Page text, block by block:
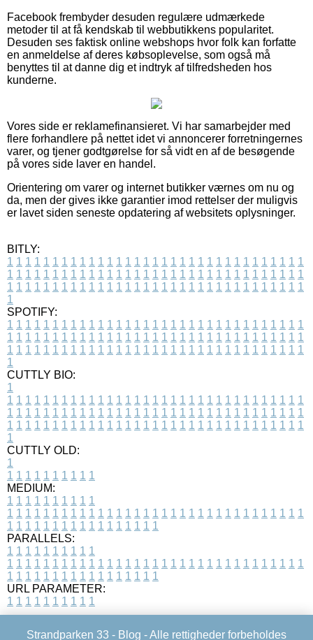
Facebook frembyder desuden regulære udmærkede
metoder til at få kendskab til webbutikkens popularitet.
Desuden ses faktisk online webshops hvor folk kan forfatte
en anmeldelse af deres købsoplevelse, som også må
benyttes til at danne dig et indtryk af tilfredsheden hos
kunderne.
Vores side er reklamefinansieret. Vi har samarbejder med
flere forhandlere på nettet idet vi annoncerer forretningernes
varer, og tjener godtgørelse for så vidt en af de besøgende
på vores side laver en handel.
Orientering om varer og internet butikker værnes om nu og
da, men der gives ikke garantier imod rettelser der muligvis
er lavet siden seneste opdatering af websitets oplysninger.
BITLY:
1 1 1 1 1 1 1 1 1 1 1 1 1 1 1 1 1 1 1 1 1 1 1 1 1 1 1 1 1 1 1 1 1
1 1 1 1 1 1 1 1 1 1 1 1 1 1 1 1 1 1 1 1 1 1 1 1 1 1 1 1 1 1 1 1 1
1 1 1 1 1 1 1 1 1 1 1 1 1 1 1 1 1 1 1 1 1 1 1 1 1 1 1 1 1 1 1 1 1
1
SPOTIFY:
1 1 1 1 1 1 1 1 1 1 1 1 1 1 1 1 1 1 1 1 1 1 1 1 1 1 1 1 1 1 1 1 1
1 1 1 1 1 1 1 1 1 1 1 1 1 1 1 1 1 1 1 1 1 1 1 1 1 1 1 1 1 1 1 1 1
1 1 1 1 1 1 1 1 1 1 1 1 1 1 1 1 1 1 1 1 1 1 1 1 1 1 1 1 1 1 1 1 1
1
CUTTLY BIO:
1
1 1 1 1 1 1 1 1 1 1 1 1 1 1 1 1 1 1 1 1 1 1 1 1 1 1 1 1 1 1 1 1 1
1 1 1 1 1 1 1 1 1 1 1 1 1 1 1 1 1 1 1 1 1 1 1 1 1 1 1 1 1 1 1 1 1
1 1 1 1 1 1 1 1 1 1 1 1 1 1 1 1 1 1 1 1 1 1 1 1 1 1 1 1 1 1 1 1 1
1
CUTTLY OLD:
1
1 1 1 1 1 1 1 1 1 1
MEDIUM:
1 1 1 1 1 1 1 1 1 1
1 1 1 1 1 1 1 1 1 1 1 1 1 1 1 1 1 1 1 1 1 1 1 1 1 1 1 1 1 1 1 1 1
1 1 1 1 1 1 1 1 1 1 1 1 1 1 1 1 1
PARALLELS:
1 1 1 1 1 1 1 1 1 1
1 1 1 1 1 1 1 1 1 1 1 1 1 1 1 1 1 1 1 1 1 1 1 1 1 1 1 1 1 1 1 1 1
1 1 1 1 1 1 1 1 1 1 1 1 1 1 1 1 1
URL PARAMETER:
1 1 1 1 1 1 1 1 1 1
Strandparken 33 - Blog - Alle rettigheder forbeholdes